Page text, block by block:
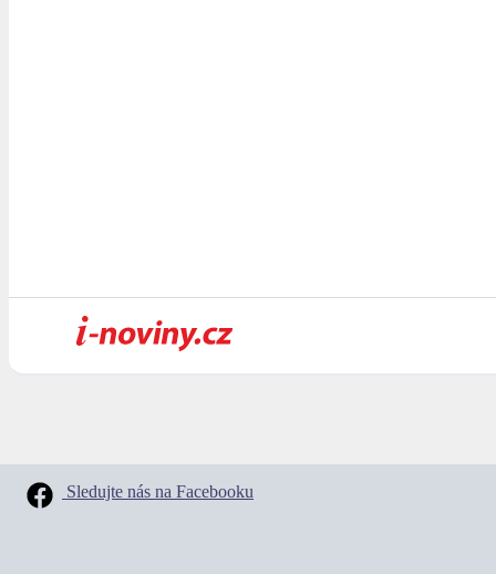
Sledujte nás na Facebooku